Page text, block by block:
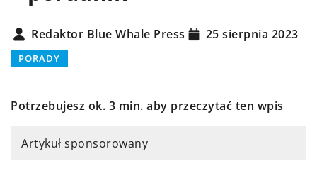
Redaktor Blue Whale Press 25 sierpnia 2023
PORADY
Potrzebujesz ok. 3 min. aby przeczytać ten wpis
Artykuł sponsorowany